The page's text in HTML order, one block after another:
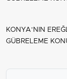
KONYA’NIN
GÜBRELEME